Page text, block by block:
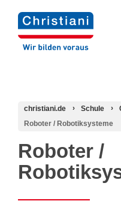
christiani.de Schule
Roboter / Robotiksysteme
Roboter /